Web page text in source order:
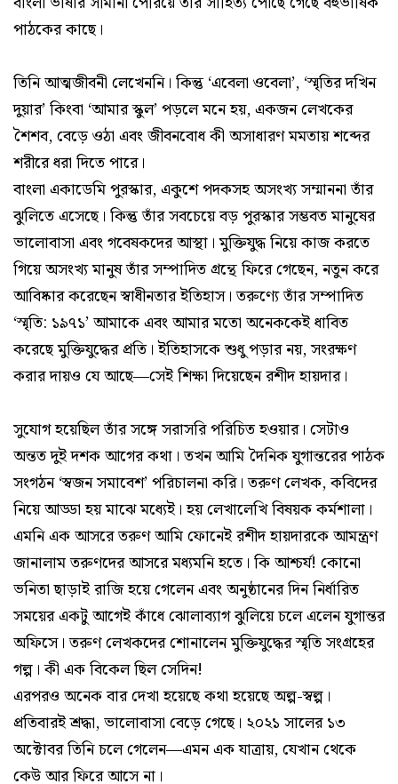
পাঠকের কাছে।
তিনি আত্মজীবনী লেখেননি। কিন্তু ‘এবেলা ওবেলা’, ‘স্মৃতির দখিন
দুয়ার’ কিংবা ‘আমার স্কুল’ পড়লে মনে হয়, একজন লেখকের
শৈশব, বেড়ে ওঠা এবং জীবনবোধ কী অসাধারণ মমতায় শব্দের
শরীরে ধরা দিতে পারে।
বাংলা একাডেমি পুরস্কার, একুশে পদকসহ অসংখ্য সম্মাননা তাঁর
ঝুলিতে এসেছে। কিন্তু তাঁর সবচেয়ে বড় পুরস্কার সম্ভবত মানুষের
ভালোবাসা এবং গবেষকদের আস্থা। মুক্তিযুদ্ধ নিয়ে কাজ করতে
গিয়ে অসংখ্য মানুষ তাঁর সম্পাদিত গ্রন্থে ফিরে গেছেন, নতুন করে
আবিষ্কার করেছেন স্বাধীনতার ইতিহাস। তরুণ্যে তাঁর সম্পাদিত
‘স্মৃতি: ১৯৭১’ আমাকে এবং আমার মতো অনেককেই ধাবিত
করেছে মুক্তিযুদ্ধের প্রতি। ইতিহাসকে শুধু পড়ার নয়, সংরক্ষণ
করার দায়ও যে আছে—সেই শিক্ষা দিয়েছেন রশীদ হায়দার।
সুযোগ হয়েছিল তাঁর সঙ্গে সরাসরি পরিচিত হওয়ার। সেটাও
অন্তত দুই দশক আগের কথা। তখন আমি দৈনিক যুগান্তরের পাঠক
সংগঠন ‘স্বজন সমাবেশ’ পরিচালনা করি। তরুণ লেখক, কবিদের
নিয়ে আড্ডা হয় মাঝে মধ্যেই। হয় লেখালেখি বিষয়ক কর্মশালা।
এমনি এক আসরে তরুণ আমি ফোনেই রশীদ হায়দারকে আমন্ত্রণ
জানালাম তরুণদের আসরে মধ্যমনি হতে। কি আশ্চর্য! কোনো
ভনিতা ছাড়াই রাজি হয়ে গেলেন এবং অনুষ্ঠানের দিন নির্ধারিত
সময়ের একটু আগেই কাঁধে ঝোলাব্যাগ ঝুলিয়ে চলে এলেন যুগান্তর
অফিসে। তরুণ লেখকদের শোনালেন মুক্তিযুদ্ধের স্মৃতি সংগ্রহের
গল্প। কী এক বিকেল ছিল সেদিন!
এরপরও অনেক বার দেখা হয়েছে কথা হয়েছে অল্প-স্বল্প।
প্রতিবারই শ্রদ্ধা, ভালোবাসা বেড়ে গেছে। ২০২১ সালের ১৩
অক্টোবর তিনি চলে গেলেন—এমন এক যাত্রায়, যেখান থেকে
কেউ আর ফিরে আসে না।